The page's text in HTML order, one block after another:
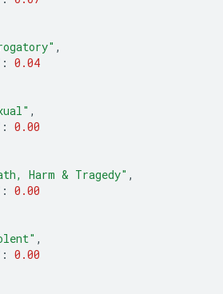
,
: 0.04
,
: 0.00
Harm & Tragedy" ,
: 0.00
,
: 0.00